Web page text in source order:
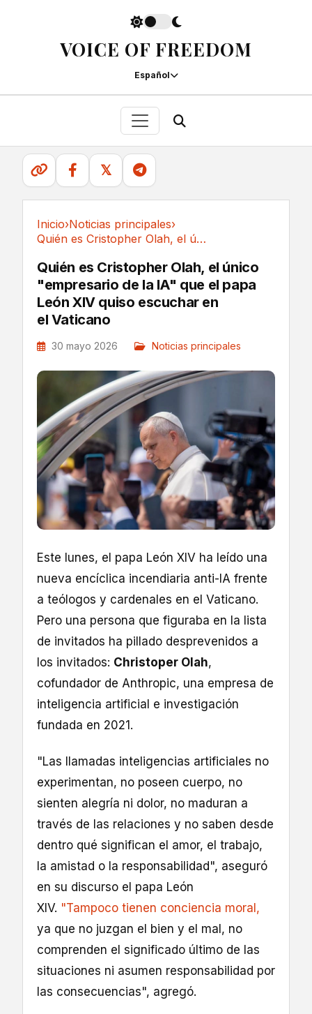
VOICE OF FREEDOM
Español
𝕏
Inicio›Noticias principales›
Quién es Cristopher Olah, el único "empresario...
Quién es Cristopher Olah, el único
"empresario de la IA" que el papa
León XIV quiso escuchar en
el Vaticano
30 mayo 2026 Noticias principales
Este lunes, el papa León XIV ha leído una
nueva encíclica incendiaria anti-IA frente
a teólogos y cardenales en el Vaticano.
Pero una persona que figuraba en la lista
de invitados ha pillado desprevenidos a
los invitados: Christoper Olah,
cofundador de Anthropic, una empresa de
inteligencia artificial e investigación
fundada en 2021.
"Las llamadas inteligencias artificiales no
experimentan, no poseen cuerpo, no
sienten alegría ni dolor, no maduran a
través de las relaciones y no saben desde
dentro qué significan el amor, el trabajo,
la amistad o la responsabilidad", aseguró
en su discurso el papa León
XIV. "Tampoco tienen conciencia moral,
ya que no juzgan el bien y el mal, no
comprenden el significado último de las
situaciones ni asumen responsabilidad por
las consecuencias", agregó.